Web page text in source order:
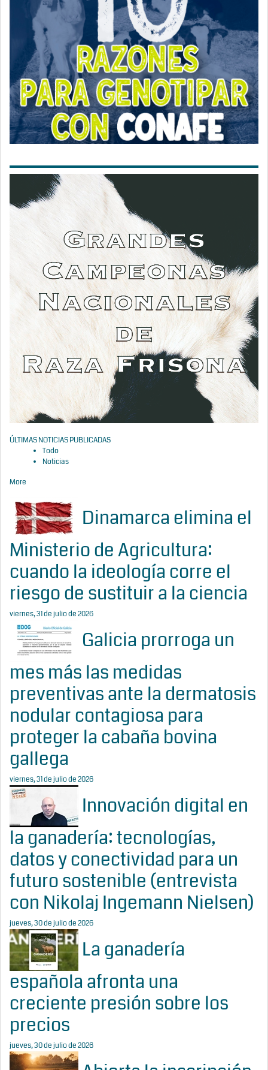
ÚLTIMAS NOTICIAS PUBLICADAS
Todo
Noticias
More
Dinamarca elimina el
Ministerio de Agricultura:
cuando la ideología corre el
riesgo de sustituir a la ciencia
viernes, 31 de julio de 2026
Galicia prorroga un
mes más las medidas
preventivas ante la dermatosis
nodular contagiosa para
proteger la cabaña bovina
gallega
viernes, 31 de julio de 2026
Innovación digital en
la ganadería: tecnologías,
datos y conectividad para un
futuro sostenible (entrevista
con Nikolaj Ingemann Nielsen)
jueves, 30 de julio de 2026
La ganadería
española afronta una
creciente presión sobre los
precios
jueves, 30 de julio de 2026